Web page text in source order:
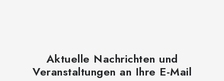
Aktuelle Nachrichten und
Veranstaltungen an Ihre E-Mail